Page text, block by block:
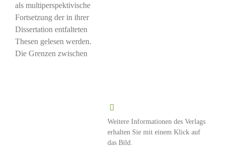
Weitere Informationen des Verlags
erhalten Sie mit einem Klick auf
das Bild.
als multiperspektivische
Fortsetzung der in ihrer
Dissertation entfalteten
Thesen gelesen werden.
Die Grenzen zwischen